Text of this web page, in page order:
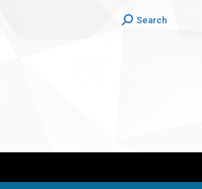
Search:
Search